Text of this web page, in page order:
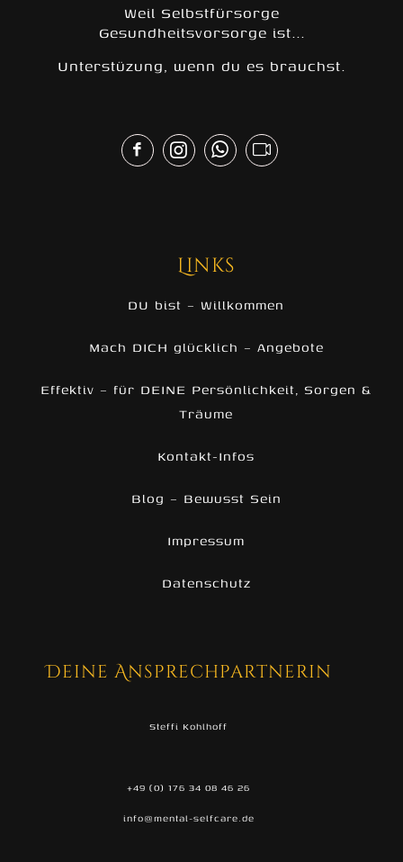
Weil Selbstfürsorge
Gesundheitsvorsorge ist...
Unterstüzung, wenn du es brauchst.
Links
DU bist – Willkommen
Mach DICH glücklich – Angebote
Effektiv – für DEINE Persönlichkeit, Sorgen &
Träume
Kontakt-Infos
Blog – Bewusst Sein
Impressum
Datenschutz
Deine Ansprechpartnerin
Steffi Kohlhoff
+49 (0) 176 34 08 46 26
info@mental-selfcare.de